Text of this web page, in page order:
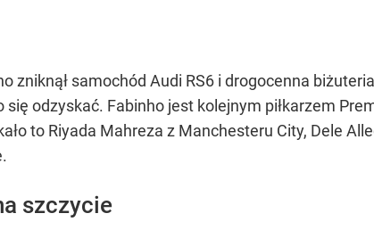
zniknął samochód Audi RS6 i drogocenna
się odzyskać. Fabinho jest kolejnym piłkarzem
to Riyada Mahreza z Manchesteru City, Dele
szczycie